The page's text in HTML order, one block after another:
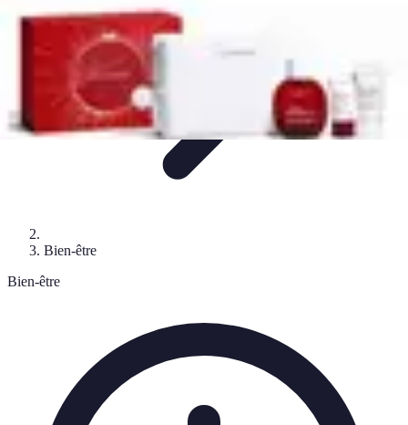
Bien-être
Bien-être